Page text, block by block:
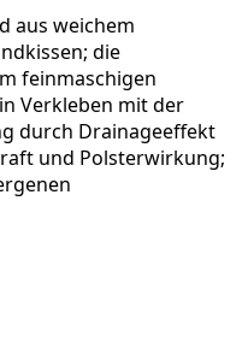
aus weichem
die
feinmaschigen
Verkleben mit der
durch Drainageeffekt
und Polsterwirkung;